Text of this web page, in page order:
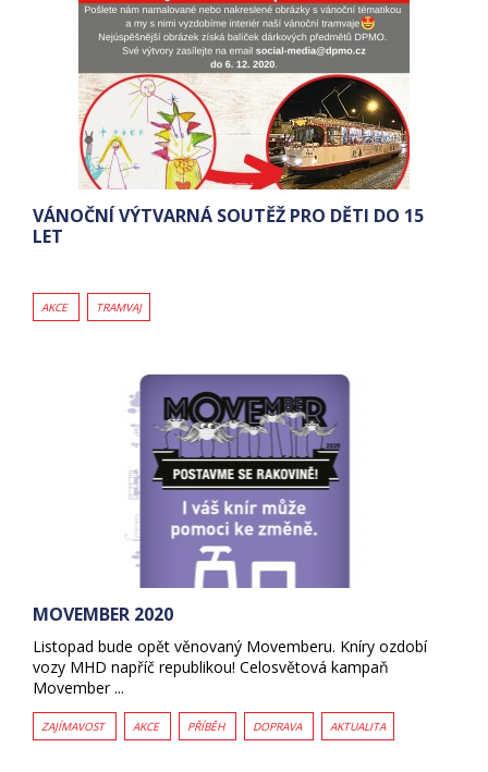
VÁNOČNÍ VÝTVARNÁ SOUTĚŽ PRO DĚTI DO 15
LET
AKCE TRAMVAJ
MOVEMBER 2020
Listopad bude opět věnovaný Movemberu. Kníry ozdobí
vozy MHD napříč republikou! Celosvětová kampaň
Movember ...
ZAJÍMAVOST AKCE PŘÍBĚH DOPRAVA AKTUALITA